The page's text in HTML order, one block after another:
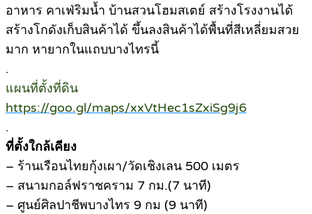
อาหาร คาเฟ่ริมน้ำ บ้านสวนโฮมสเตย์ สร้างโรงงานได้
สร้างโกดังเก็บสินค้าได้ ขึ้นลงสินค้าได้พื้นที่สีเหลี่ยมสวย
มาก หายากในแถบบางไทรนี้
.
แผนที่ตั้งที่ดิน
https://goo.gl/maps/xxVtHec1sZxiSg9j6
.
ที่ตั้งใกล้เคียง
– ร้านเรือนไทยกุ้งเผา/วัดเชิงเลน 500 เมตร
– สนามกอล์ฟราชคราม 7 กม.(7 นาที)
– ศูนย์ศิลปาชีพบางไทร 9 กม (9 นาที)